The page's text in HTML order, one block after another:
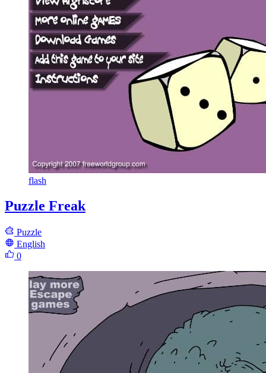
flash
Puzzle Freak
Puzzle
English
0